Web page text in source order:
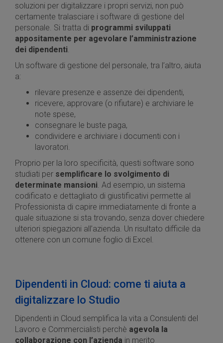
soluzioni per digitalizzare i propri servizi, non può
certamente tralasciare i software di gestione del
personale. Si tratta di programmi sviluppati
appositamente per agevolare l’amministrazione
dei dipendenti.
Un software di gestione del personale, tra l’altro, aiuta
a:
rilevare presenze e assenze dei dipendenti,
ricevere, approvare (o rifiutare) e archiviare le
note spese,
consegnare le buste paga,
condividere e archiviare i documenti con i
lavoratori.
Proprio per la loro specificità, questi software sono
studiati per semplificare lo svolgimento di
determinate mansioni. Ad esempio, un sistema
codificato e dettagliato di giustificativi permette al
Professionista di capire immediatamente di fronte a
quale situazione si sta trovando, senza dover chiedere
ulteriori spiegazioni all’azienda. Un risultato difficile da
ottenere con un comune foglio di Excel.
Dipendenti in Cloud: come ti aiuta a
digitalizzare lo Studio
Dipendenti in Cloud semplifica la vita a Consulenti del
Lavoro e Commercialisti perchè agevola la
collaborazione con l’azienda in merito